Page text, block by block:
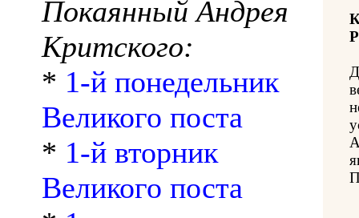
Покаянный Андрея
Критского:
* 1-й понедельник
Великого поста
* 1-й вторник
Великого поста